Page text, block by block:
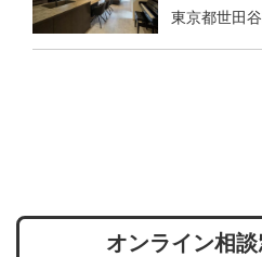
東京都世田
オンライン相談